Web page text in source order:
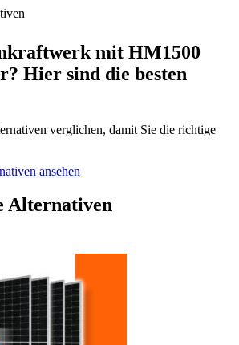
mit HM1500
Hier sind die besten
verglichen, damit Sie die richtige
ansehen
Alternativen